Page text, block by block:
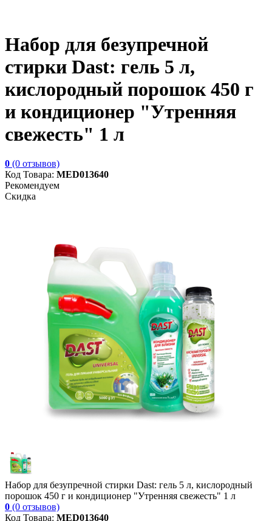
Набор для безупречной
стирки Dast: гель 5 л,
кислородный порошок 450 г
и кондиционер "Утренняя
свежесть" 1 л
0 (0 отзывов)
Код Товара: MED013640
Рекомендуем
Скидка
Набор для безупречной стирки Dast: гель 5 л, кислородный
порошок 450 г и кондиционер "Утренняя свежесть" 1 л
0 (0 отзывов)
Код Товара: MED013640